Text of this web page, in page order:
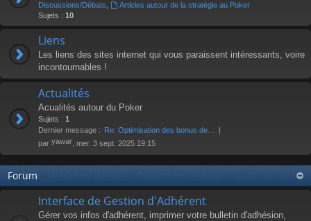
Discussions/Débats
Articles autour de la stratégie au Poker
Sujets : 10
Liens
Les liens des sites internet qui vous paraissent intéressants, voire
incontournables !
Actualités
Acualités autour du Poker
Sujets : 1
Dernier message : Re: Optimisation des bonus de…
par yawar , mer. 3 sept. 2025 19:15
Forum
Interface de Gestion d'Adhérent
Gérer vos infos d'adhérent, imprimer votre bulletin d'adhésion,